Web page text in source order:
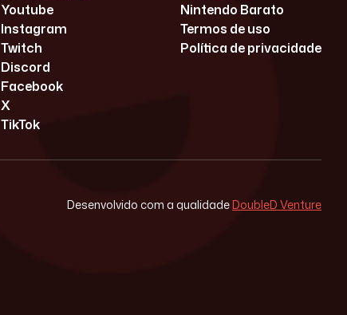
Youtube
Instagram
Twitch
Discord
Facebook
X
TikTok
Nintendo Barato
Termos de uso
Política de privacidade
Desenvolvido com a qualidadeDoubleD Venture